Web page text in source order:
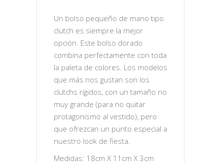
Un bolso pequeño de mano tipo
clutch es siempre la mejor
opción. Este bolso dorado
combina perfectamente con toda
la paleta de colores. Los modelos
que más nos gustan son los
clutchs rígidos, con un tamaño no
muy grande (para no quitar
protagonismo al vestido), pero
que ofrezcan un punto especial a
nuestro look de fiesta.
Medidas: 18cm X 11cm X 3cm